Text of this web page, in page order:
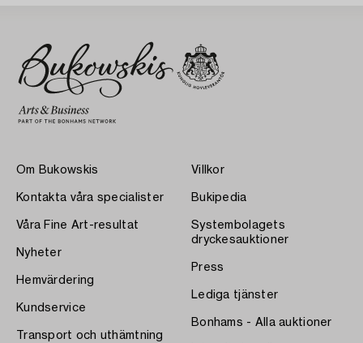
Om Bukowskis
Kontakta våra specialister
Våra Fine Art-resultat
Nyheter
Hemvärdering
Kundservice
Transport och uthämtning
Villkor
Bukipedia
Systembolagets
dryckesauktioner
Press
Lediga tjänster
Bonhams - Alla auktioner